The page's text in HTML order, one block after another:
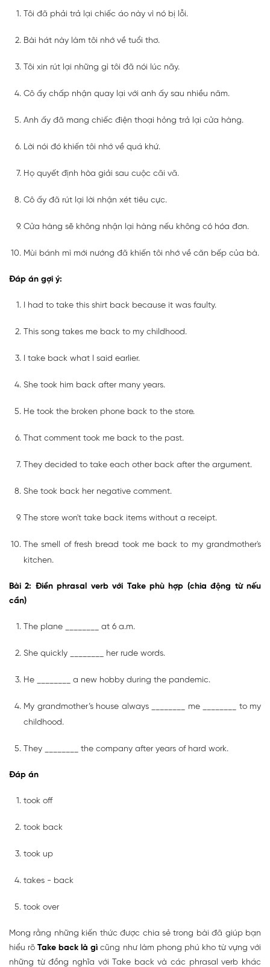
Tôi đã phải trả lại chiếc áo này vì nó bị lỗi.
Bài hát này làm tôi nhớ về tuổi thơ.
Tôi xin rút lại những gì tôi đã nói lúc nãy.
Cô ấy chấp nhận quay lại với anh ấy sau nhiều năm.
Anh ấy đã mang chiếc điện thoại hỏng trả lại cửa hàng.
Lời nói đó khiến tôi nhớ về quá khứ.
Họ quyết định hòa giải sau cuộc cãi vã.
Cô ấy đã rút lại lời nhận xét tiêu cực.
Cửa hàng sẽ không nhận lại hàng nếu không có hóa đơn.
Mùi bánh mì mới nướng đã khiến tôi nhớ về căn bếp của bà.
Đáp án gợi ý:
I had to take this shirt back because it was faulty.
This song takes me back to my childhood.
I take back what I said earlier.
She took him back after many years.
He took the broken phone back to the store.
That comment took me back to the past.
They decided to take each other back after the argument.
She took back her negative comment.
The store won't take back items without a receipt.
The smell of fresh bread took me back to my grandmother's
kitchen.
Bài 2: Điền phrasal verb với Take phù hợp (chia động từ nếu
cần)
The plane ________ at 6 a.m.
She quickly ________ her rude words.
He ________ a new hobby during the pandemic.
My grandmother’s house always ________ me ________ to my
childhood.
They ________ the company after years of hard work.
Đáp án
took off
took back
took up
takes - back
took over
Mong rằng những kiến thức được chia sẻ trong bài đã giúp bạn
hiểu rõTake back là gìcũng như làm phong phú kho từ vựng với
những từ đồng nghĩa với Take back và các phrasal verb khác